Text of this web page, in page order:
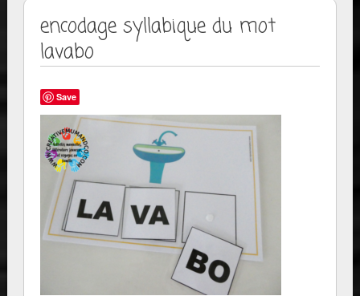
encodage syllabique du mot
lavabo
Save